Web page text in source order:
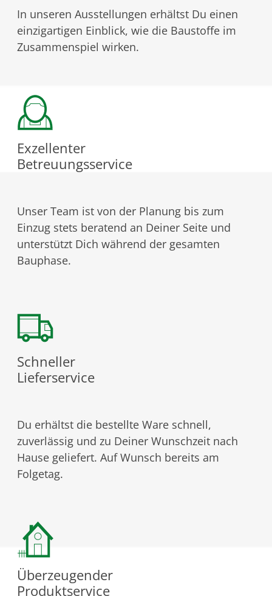
In unseren Ausstellungen erhältst Du einen
einzigartigen Einblick, wie die Baustoffe im
Zusammenspiel wirken.
Exzellenter
Betreuungsservice
Unser Team ist von der Planung bis zum
Einzug stets beratend an Deiner Seite und
unterstützt Dich während der gesamten
Bauphase.
Schneller
Lieferservice
Du erhältst die bestellte Ware schnell,
zuverlässig und zu Deiner Wunschzeit nach
Hause geliefert. Auf Wunsch bereits am
Folgetag.
Überzeugender
Produktservice